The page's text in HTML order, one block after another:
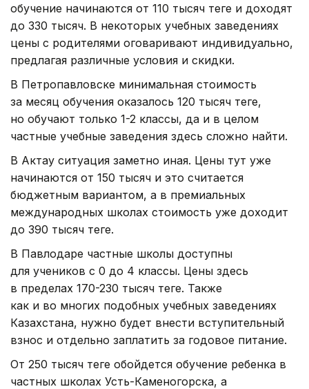
обучение начинаются от 110 тысяч теңге и доходят
до 330 тысяч. В некоторых учебных заведениях
цены с родителями оговаривают индивидуально,
предлагая различные условия и скидки.
В Петропавловске минимальная стоимость
за месяц обучения оказалось 120 тысяч теңге,
но обучают только 1-2 классы, да и в целом
частные учебные заведения здесь сложно найти.
В Актау ситуация заметно иная. Цены тут уже
начинаются от 150 тысяч и это считается
бюджетным вариантом, а в премиальных
международных школах стоимость уже доходит
до 390 тысяч теңге.
В Павлодаре частные школы доступны
для учеников с 0 до 4 классы. Цены здесь
в пределах 170-230 тысяч теңге. Также
как и во многих подобных учебных заведениях
Казахстана, нужно будет внести вступительный
взнос и отдельно заплатить за годовое питание.
От 250 тысяч теңге обойдется обучение ребенка в
частных школах Усть-Каменогорска, а